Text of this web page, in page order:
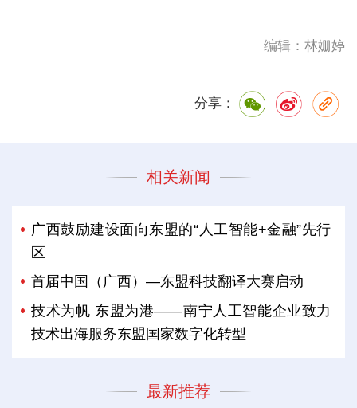
编辑：林姗婷
分享：
相关新闻
广西鼓励建设面向东盟的“人工智能+金融”先行
区
首届中国（广西）—东盟科技翻译大赛启动
技术为帆 东盟为港——南宁人工智能企业致力
技术出海服务东盟国家数字化转型
最新推荐